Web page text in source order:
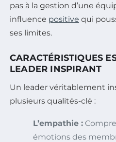
pas à la gestion d’une
influence positive qui
ses limites.
CARACTÉRISTIQUES
LEADER INSPIRANT
Un leader véritablement
plusieurs qualités-clé :
L’empathie :
émotions des